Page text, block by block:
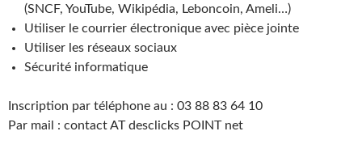
(SNCF, YouTube, Wikipédia, Leboncoin, Ameli…)
Utiliser le courrier électronique avec pièce jointe
Utiliser les réseaux sociaux
Sécurité informatique
Inscription par téléphone au : 03 88 83 64 10
Par mail : contact AT desclicks POINT net